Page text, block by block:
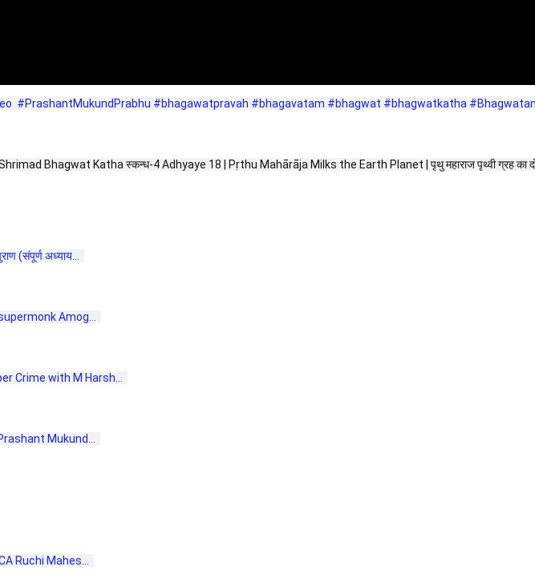
#PrashantMukundPrabhu #bhagawatpravah #bhagavatam #bhagwat #bhagwatkatha
Bhagwat Katha स्कन्ध-4 Adhyaye 18 | Pṛthu Mahārāja Milks the Earth Planet | पृथु महाराज पृथ्वी ग्रह का
(संपूर्ण अध्याय...
Amog...
Crime with M Harsh...
Mukund...
Ruchi Mahes...